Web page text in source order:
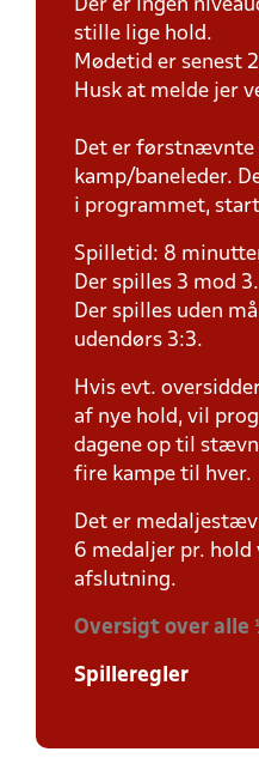
Der er ingen
stille lige hold.
Mødetid er senest
Husk at melde jer
Det er førstnævnte
kamp/baneleder.
i programmet,
Spilletid: 8
Der spilles 3 mod 3.
Der spilles uden
udendørs 3:3.
Hvis evt.
af nye hold, vil
dagene op til
fire kampe til hver.
Det er
6 medaljer pr. hold
afslutning.
Oversigt over
Spilleregler